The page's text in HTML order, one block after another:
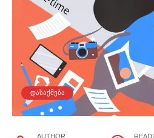
ᲓᲐᲡᲐᲥᲛᲔᲑᲐ
AUTHOR